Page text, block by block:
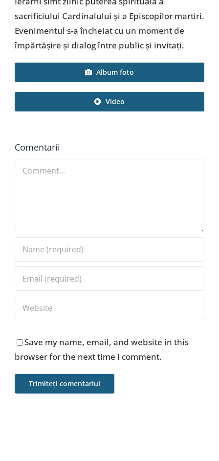
sacrificiului Cardinalului și a Episcopilor martiri.
Evenimentul s-a încheiat cu un moment de
împărtășire și dialog între public și invitați.
Album foto
Video
Comentarii
Comment
Save my name, email, and website in this
browser for the next time I comment.